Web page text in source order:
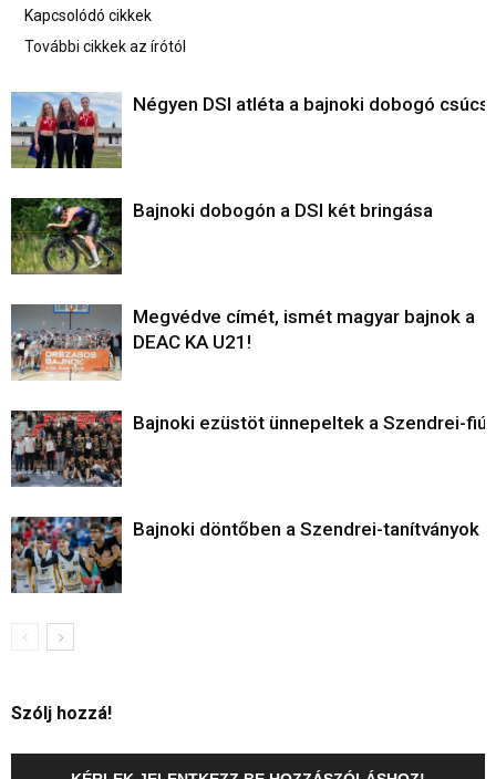
Kapcsolódó cikkek
További cikkek az írótól
Négyen DSI atléta a bajnoki dobogó
Bajnoki dobogón a DSI két bringása
Megvédve címét, ismét magyar bajnok a
DEAC KA U21!
Bajnoki ezüstöt ünnepeltek a Szendrei-fiúk
Bajnoki döntőben a Szendrei-tanítványok
Szólj hozzá!